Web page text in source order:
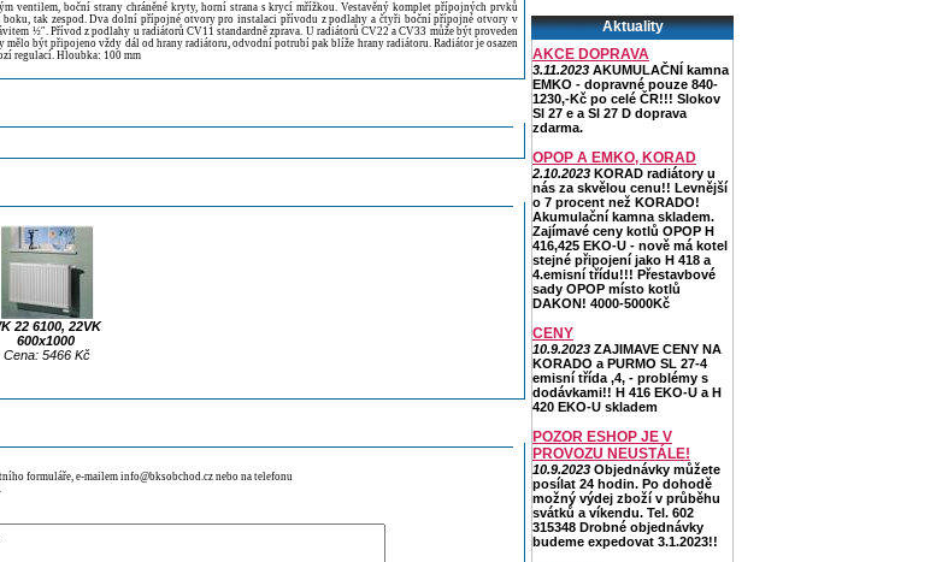
ventilem, boční strany chráněné kryty, horní strana s krycí mřížkou. Vestavěný komplet přípojných prvků
tak zespod. Dva dolní přípojné otvory pro instalaci přívodu z podlahy a čtyři boční přípojné otvory v
½″. Přívod z podlahy u radiátorů CV11 standardně zprava. U radiátorů CV22 a CV33 může být proveden
být připojeno vždy dál od hrany radiátoru, odvodní potrubí pak blíže hrany radiátoru. Radiátor je osazen
regulací. Hloubka: 100 mm
22 6100, 22VK
600x1000
Cena: 5466 Kč
formuláře, e-mailem info@bksobchod.cz nebo na telefonu
Aktuality
AKCE DOPRAVA
3.11.2023 AKUMULAČNÍ kamna
EMKO - dopravné pouze 840-
1230,-Kč po celé ČR!!! Slokov
Sl 27 e a Sl 27 D doprava
zdarma.
OPOP A EMKO, KORAD
2.10.2023 KORAD radiátory u
nás za skvělou cenu!! Levnější
o 7 procent než KORADO!
Akumulační kamna skladem.
Zajímavé ceny kotlů OPOP H
416,425 EKO-U - nově má kotel
stejné připojení jako H 418 a
4.emisní třídu!!! Přestavbové
sady OPOP místo kotlů
DAKON! 4000-5000Kč
CENY
10.9.2023 ZAJIMAVE CENY NA
KORADO a PURMO SL 27-4
emisní třída ,4, - problémy s
dodávkami!! H 416 EKO-U a H
420 EKO-U skladem
POZOR ESHOP JE V
PROVOZU NEUSTÁLE!
10.9.2023 Objednávky můžete
posílat 24 hodin. Po dohodě
možný výdej zboží v průběhu
svátků a víkendu. Tel. 602
315348 Drobné objednávky
budeme expedovat 3.1.2023!!